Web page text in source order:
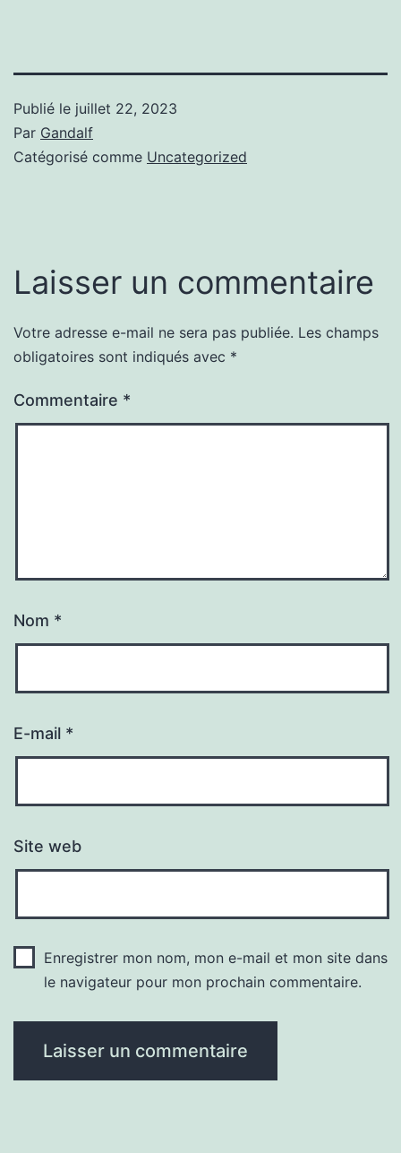
Publié le juillet 22, 2023
Par Gandalf
Catégorisé comme Uncategorized
Laisser un commentaire
Votre adresse e-mail ne sera pas publiée. Les champs
obligatoires sont indiqués avec *
Commentaire *
Nom *
E-mail *
Site web
Enregistrer mon nom, mon e-mail et mon site dans
le navigateur pour mon prochain commentaire.